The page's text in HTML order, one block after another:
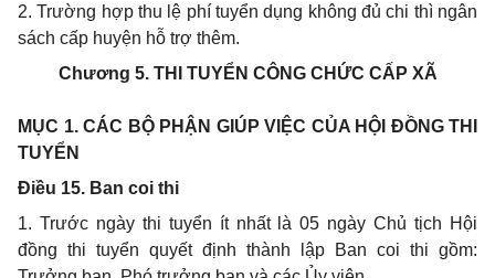
2.Trường hợp thu lệ phí tuyển dụng không đủ chi thì ngân
sách cấp huyện hỗ trợ thêm.
Chương 5. THI TUYỂN CÔNG CHỨC CẤP XÃ
MỤC 1. CÁC BỘ PHẬN GIÚP VIỆC CỦA HỘI ĐỒNG THI
TUYỂN
Điều 15. Ban coi thi
1. Trước ngày thi tuyển ít nhất là 05 ngày Chủ tịch Hội
đồng thi tuyển quyết định thành lập Ban coi thi gồm: